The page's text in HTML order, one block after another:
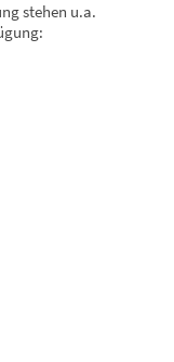
stehen u.a.